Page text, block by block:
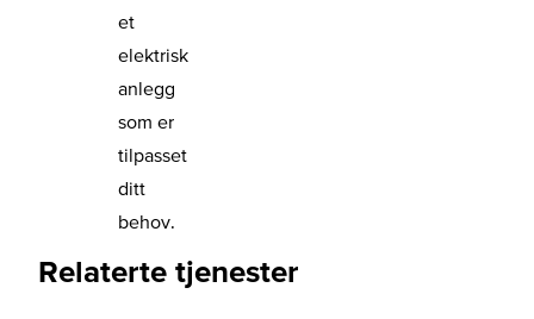
et
elektrisk
anlegg
som er
tilpasset
ditt
behov.
Relaterte tjenester